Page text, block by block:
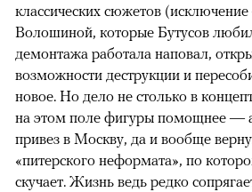
классических сюжетов
Волошиной, которые Бутусов
демонтажа работала наповал,
возможности деструкции и
новое. Но дело не столько в
на этом поле фигуры помощнее —
привез в Москву, да и вообще
«питерского неформата», по
скучает. Жизнь ведь редко